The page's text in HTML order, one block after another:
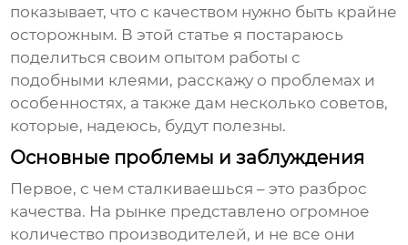
показывает, что с качеством нужно быть крайне
осторожным. В этой статье я постараюсь
поделиться своим опытом работы с
подобными клеями, расскажу о проблемах и
особенностях, а также дам несколько советов,
которые, надеюсь, будут полезны.
Основные проблемы и заблуждения
Первое, с чем сталкиваешься – это разброс
качества. На рынке представлено огромное
количество производителей, и не все они